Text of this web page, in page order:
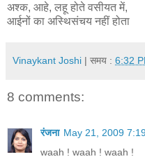
अश्क, आहे, लहू होते वसीयत में,
आईनों का अस्थिसंचय नहीं होता
Vinaykant Joshi | समय : 6:32
8 comments:
रंजना May 21, 2009
waah ! waah ! waah !